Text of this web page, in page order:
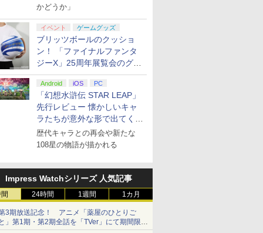
かどうか」
イベント ゲームグッズ
ブリッツボールのクッショ
ン！ 「ファイナルファンタ
ジーX」25周年展覧会のグッ
ズ情報が公開
Android iOS PC
「幻想水滸伝 STAR LEAP」
先行レビュー 懐かしいキャ
ラたちが意外な形で出てくる
シリーズ完全新作！
歴代キャラとの再会や新たな
108星の物語が描かれる
Impress Watchシリーズ 人気記事
24時間 1週間 1カ月
3期放送記念！ アニメ「薬屋のひとりご
」第1期・第2期全話を「TVer」にて期間限定
順次無料配信開始